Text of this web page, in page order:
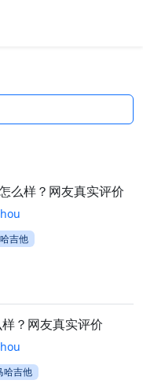
么样？网友真实评价
吉他
？网友真实评价
哈吉他